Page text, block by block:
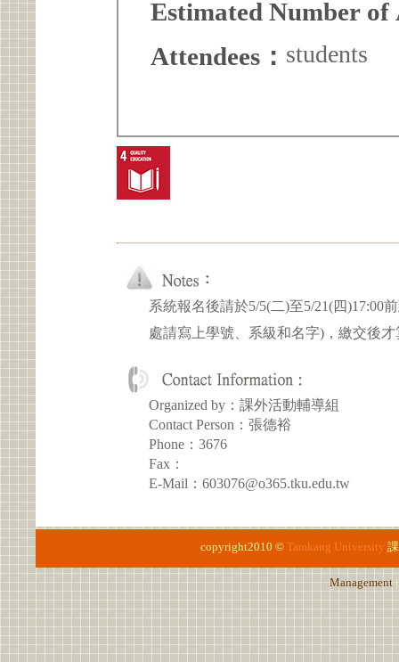
Estimated Number of
Attendees： students
系統報名後請於5/5(二)至5/21(四)17:00
處請寫上學號、系級和名字)，繳交後
Organized by：課外活動輔導組
Contact Person：張德裕
Phone：3676
Fax：
E-Mail：603076@o365.tku.edu.tw
copyright2010 © Tamkang University
Management